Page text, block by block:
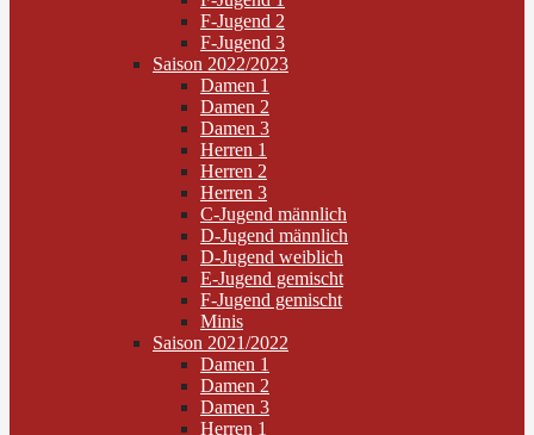
F-Jugend 2
F-Jugend 3
Saison 2022/2023
Damen 1
Damen 2
Damen 3
Herren 1
Herren 2
Herren 3
C-Jugend männlich
D-Jugend männlich
D-Jugend weiblich
E-Jugend gemischt
F-Jugend gemischt
Minis
Saison 2021/2022
Damen 1
Damen 2
Damen 3
Herren 1